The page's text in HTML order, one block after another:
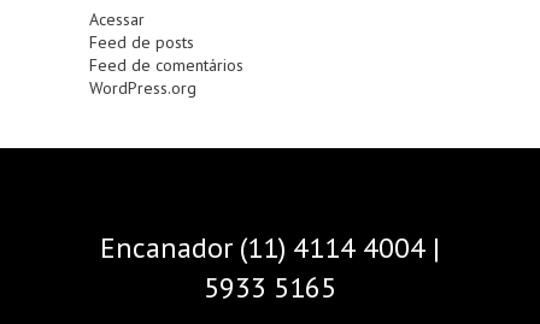
Acessar
Feed de posts
Feed de comentários
WordPress.org
Encanador (11) 4114 4004 |
5933 5165